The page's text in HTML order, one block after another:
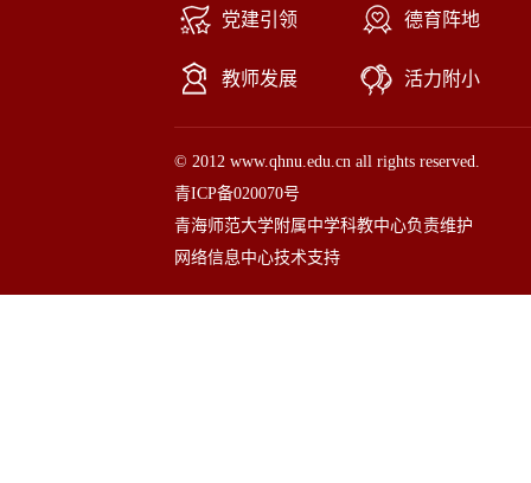
党建引领 德育阵地
教师发展 活力附小
© 2012 www.qhnu.edu.cn all rights reserved.
青ICP备020070号
青海师范大学附属中学科教中心负责维护
网络信息中心技术支持